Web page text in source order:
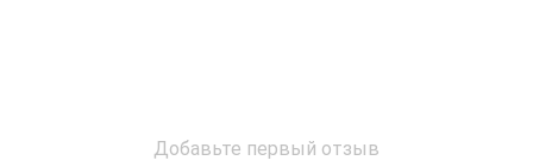
Добавьте первый отзыв